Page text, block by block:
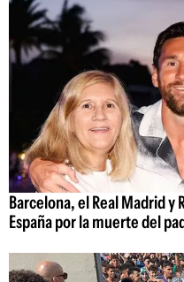
Barcelona, el Real Madrid y
España por la muerte del